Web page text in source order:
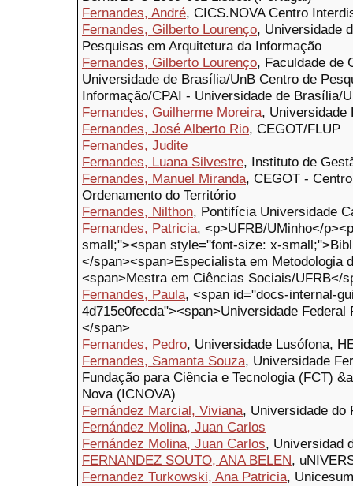
Fernandes, André, CICS.NOVA Centro
Fernandes, Gilberto Lourenço, Universidade
Pesquisas em Arquitetura da Informação
Fernandes, Gilberto Lourenço, Faculdade de
Universidade de Brasília/UnB Centro de
Informação/CPAI - Universidade de Brasília/
Fernandes, Guilherme Moreira, Universidade
Fernandes, José Alberto Rio, CEGOT/FLUP
Fernandes, Judite
Fernandes, Luana Silvestre, Instituto de
Fernandes, Manuel Miranda, CEGOT -
Ordenamento do Território
Fernandes, Nilthon, Pontifícia Universidade
Fernandes, Patricia, <p>UFRB/UMinho</
small;"><span style="font-size: x-
</span><span>Especialista em Metodologia
<span>Mestra em Ciências Sociais/UFRB</
Fernandes, Paula, <span id="docs-internal-
4d715e0fecda"><span>Universidade
</span>
Fernandes, Pedro, Universidade Lusófona,
Fernandes, Samanta Souza, Universidade
Fundação para Ciência e Tecnologia (FCT)
Nova (ICNOVA)
Fernández Marcial, Viviana, Universidade do
Fernández Molina, Juan Carlos
Fernández Molina, Juan Carlos, Universidad
FERNANDEZ SOUTO, ANA BELEN,
Fernandez Turkowski, Ana Patricia,